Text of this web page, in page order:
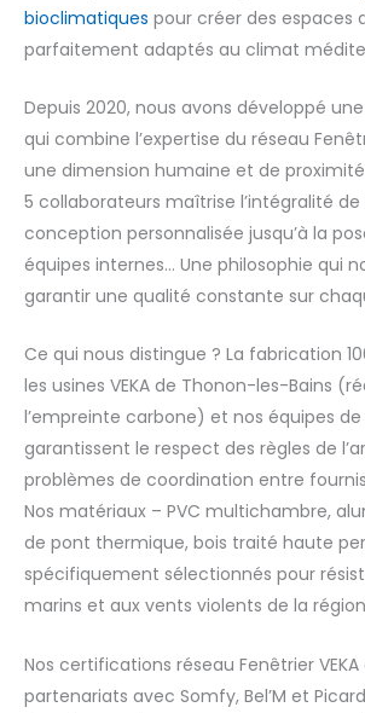
bioclimatiques pour créer des espaces
parfaitement adaptés au climat
Depuis 2020, nous avons développé
qui combine l’expertise du réseau
une dimension humaine et de
5 collaborateurs maîtrise l’intégralité
conception personnalisée jusqu’à la
équipes internes… Une philosophie qui
garantir une qualité constante sur
Ce qui nous distingue ? La fabrication
les usines VEKA de Thonon-les-Bains
l’empreinte carbone) et nos équipes
garantissent le respect des règles de
problèmes de coordination entre
Nos matériaux – PVC multichambre,
de pont thermique, bois traité haute
spécifiquement sélectionnés pour
marins et aux vents violents de la
Nos certifications réseau Fenêtrier
partenariats avec Somfy, Bel’M et